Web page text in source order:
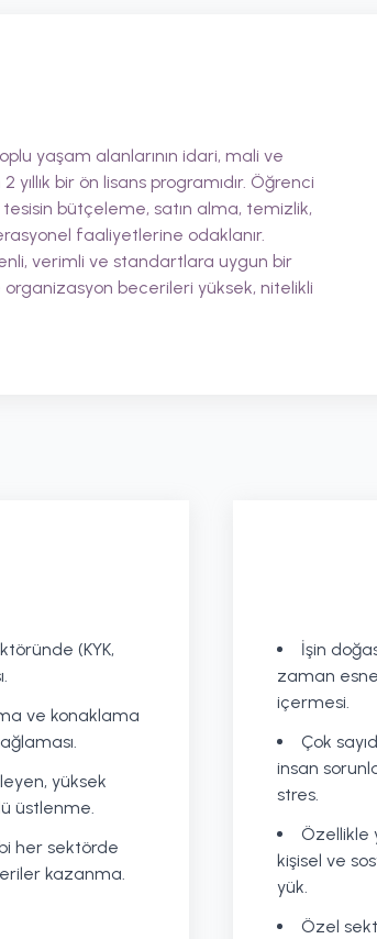
yaşam alanlarının idari, mali ve
bir ön lisans programıdır. Öğrenci
tesisin bütçeleme, satın alma, temizlik,
faaliyetlerine odaklanır.
verimli ve standartlara uygun bir
becerileri yüksek, nitelikli
(KYK,
ve konaklama
yüksek
üstlenme.
her sektörde
kazanma.
İşin
zaman
içermesi.
Çok
insan
stres.
Özellikle
kişisel ve
yük.
Özel